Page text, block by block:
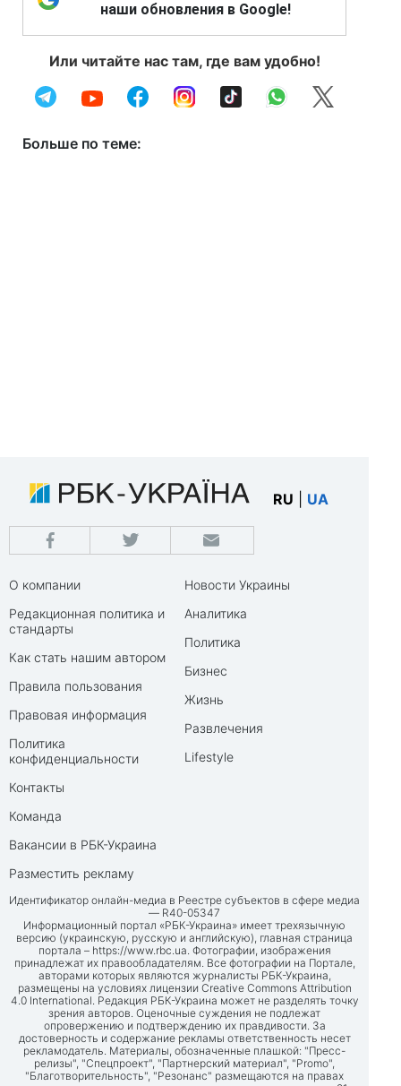
наши обновления в Google!
Или читайте нас там, где вам удобно!
Больше по теме:
RU UA
О компании
Редакционная политика и
стандарты
Как стать нашим автором
Правила пользования
Правовая информация
Политика
конфиденциальности
Контакты
Команда
Вакансии в РБК-Украина
Разместить рекламу
Новости Украины
Аналитика
Политика
Бизнес
Жизнь
Развлечения
Lifestyle
Идентификатор онлайн-медиа в Реестре субъектов в сфере медиа
— R40-05347
Информационный портал «РБК-Украина» имеет трехязычную
версию (украинскую, русскую и английскую), главная страница
портала – https://www.rbc.ua. Фотографии, изображения
принадлежат их правообладателям. Все фотографии на Портале,
авторами которых являются журналисты РБК-Украина,
размещены на условиях лицензии Creative Commons Attribution
4.0 International. Редакция РБК-Украина может не разделять точку
зрения авторов. Оценочные суждения не подлежат
опровержению и подтверждению их правдивости. За
достоверность и содержание рекламы ответственность несет
рекламодатель. Материалы, обозначенные плашкой: "Пресс-
релизы", "Спецпроект", "Партнерский материал", "Promo",
"Благотворительность", "Резонанс" размещаются на правах